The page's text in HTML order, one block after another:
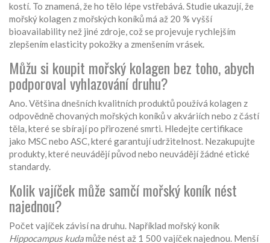
kostí. To znamená, že ho tělo lépe vstřebává. Studie ukazují, že
mořský kolagen z mořských koníků má až 20 % vyšší
bioavailability než jiné zdroje, což se projevuje rychlejším
zlepšením elasticity pokožky a zmenšením vrásek.
Můžu si koupit mořský kolagen bez toho, abych
podporoval vyhlazování druhu?
Ano. Většina dnešních kvalitních produktů používá kolagen z
odpovědně chovaných mořských koníků v akváriích nebo z částí
těla, které se sbírají po přirozené smrti. Hledejte certifikace
jako MSC nebo ASC, které garantují udržitelnost. Nezakupujte
produkty, které neuvádějí původ nebo neuvádějí žádné etické
standardy.
Kolik vajíček může samčí mořský koník nést
najednou?
Počet vajíček závisí na druhu. Například mořský koník
Hippocampus kudamůže nést až 1 500 vajíček najednou. Menší